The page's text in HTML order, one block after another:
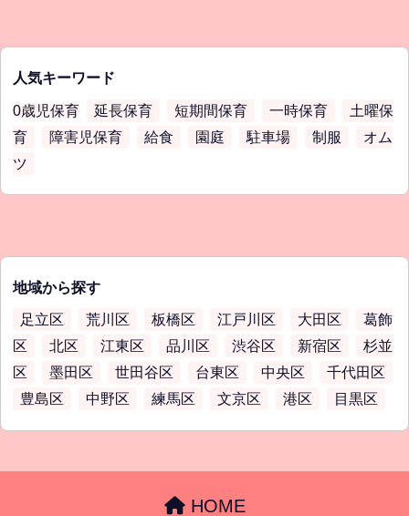
人気キーワード
0歳児保育 延長保育 短期間保育 一時保育
土曜保
育
障害児保育 給食 園庭 駐車場 制服
オム
ツ
地域から探す
足立区 荒川区 板橋区 江戸川区 大田区
葛飾
区
北区 江東区 品川区 渋谷区 新宿区
杉並
区
墨田区 世田谷区 台東区 中央区
千代田区
豊島区
中野区 練馬区 文京区 港区 目黒区
HOME